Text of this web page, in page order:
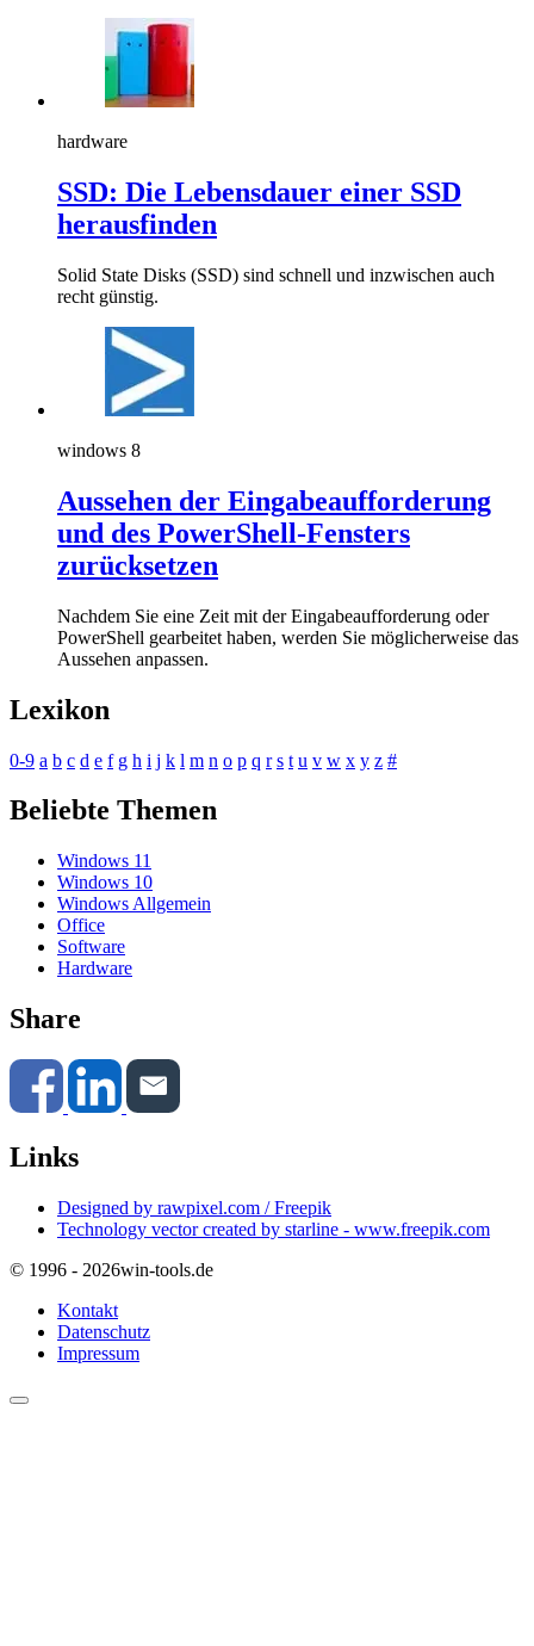
hardware
SSD: Die Lebensdauer einer SSD
herausfinden
Solid State Disks (SSD) sind schnell und inzwischen auch
recht günstig.
windows 8
Aussehen der Eingabeaufforderung
und des PowerShell-Fensters
zurücksetzen
Nachdem Sie eine Zeit mit der Eingabeaufforderung oder
PowerShell gearbeitet haben, werden Sie möglicherweise das
Aussehen anpassen.
Lexikon
0-9 a b c d e f g h i j k l m n o p q r s t u v w x y z #
Beliebte Themen
Windows 11
Windows 10
Windows Allgemein
Office
Software
Hardware
Share
Links
Designed by rawpixel.com / Freepik
Technology vector created by starline - www.freepik.com
© 1996 - 2026win-tools.de
Kontakt
Datenschutz
Impressum